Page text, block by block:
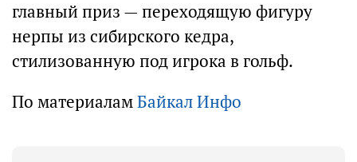
главный приз — переходящую фигуру
нерпы из сибирского кедра,
стилизованную под игрока в гольф.
По материаламБайкал Инфо